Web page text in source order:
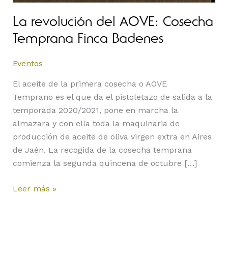
La revolución del AOVE: Cosecha
Temprana Finca Badenes
Eventos
El aceite de la primera cosecha o AOVE
Temprano es el que da el pistoletazo de salida a la
temporada 2020/2021, pone en marcha la
almazara y con ella toda la maquinaria de
producción de aceite de oliva virgen extra en Aires
de Jaén. La recogida de la cosecha temprana
comienza la segunda quincena de octubre […]
Leer más »